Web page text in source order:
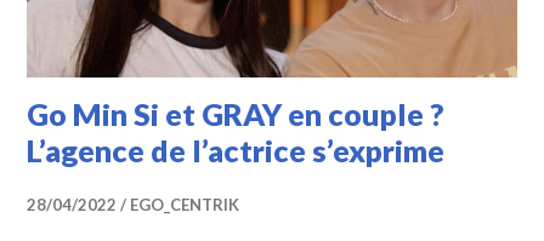
Go Min Si et GRAY en couple ?
L’agence de l’actrice s’exprime
28/04/2022 EGO_CENTRIK